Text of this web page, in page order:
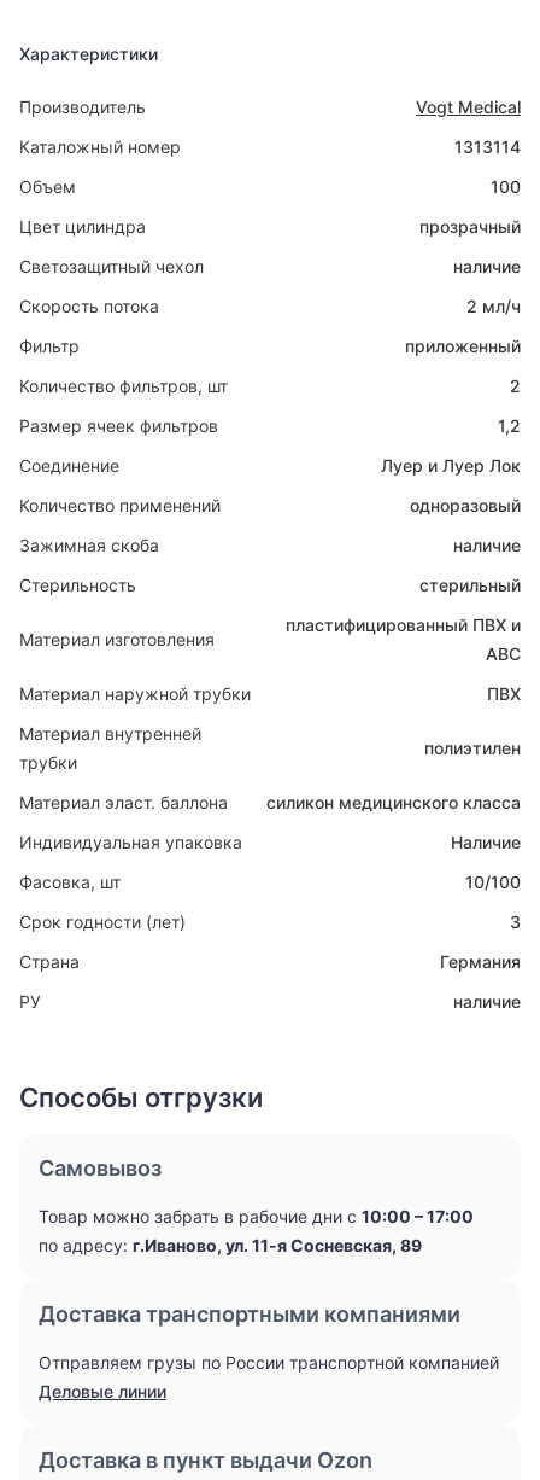
Характеристики
Производитель
Vogt Medical
Каталожный номер
1313114
Объем
100
Цвет цилиндра
прозрачный
Светозащитный чехол
наличие
Скорость потока
2 мл/ч
Фильтр
приложенный
Количество фильтров, шт
2
Размер ячеек фильтров
1,2
Соединение
Луер и Луер Лок
Количество применений
одноразовый
Зажимная скоба
наличие
Стерильность
стерильный
Материал изготовления
пластифицированный ПВХ и
АВС
Материал наружной трубки
ПВХ
Материал внутренней
трубки
полиэтилен
Материал эласт. баллона
силикон медицинского класса
Индивидуальная упаковка
Наличие
Фасовка, шт
10/100
Срок годности (лет)
3
Страна
Германия
РУ
наличие
Способы отгрузки
Самовывоз
Товар можно забрать в рабочие дни с 10:00 – 17:00
по адресу: г.Иваново, ул. 11-я Сосневская, 89
Доставка транспортными компаниями
Отправляем грузы по России транспортной компанией
Деловые линии
Доставка в пункт выдачи Ozon